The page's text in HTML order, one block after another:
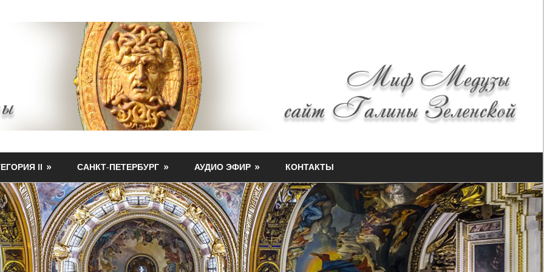
II САНКТ-ПЕТЕРБУРГ АУДИО ЭФИР КОНТАКТЫ